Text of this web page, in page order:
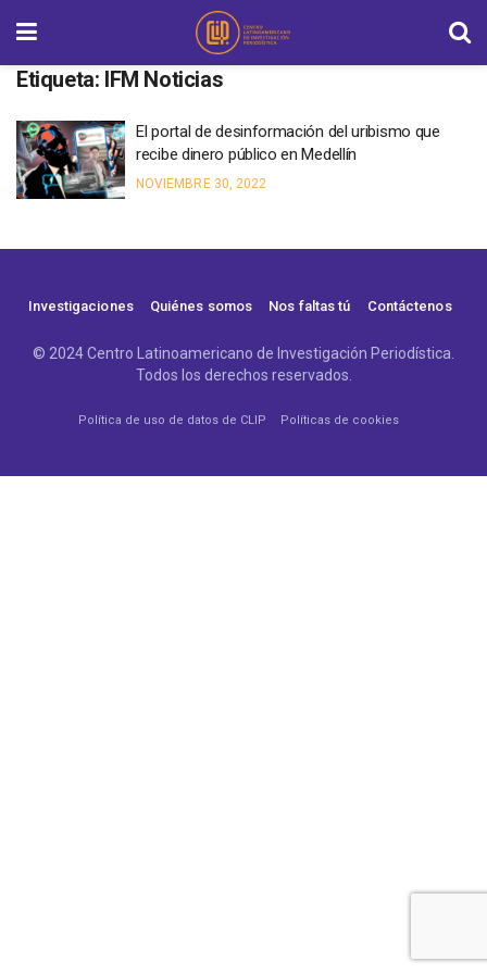
Etiqueta: IFM Noticias
El portal de desinformación del uribismo que
recibe dinero público en Medellín
NOVIEMBRE 30, 2022
Investigaciones Quiénes somos Nos faltas tú Contáctenos
© 2024 Centro Latinoamericano de Investigación Periodística.
Todos los derechos reservados.
Política de uso de datos de CLIP Políticas de cookies